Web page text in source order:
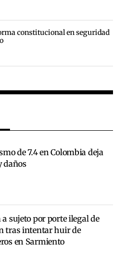
constitucional en seguridad
de 7.4 en Colombia deja
daños
a sujeto por porte ilegal de
tras intentar huir de
en Sarmiento